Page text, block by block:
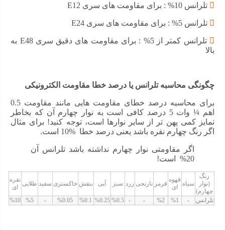
میتوان از مقاومت برای محاسبه و تنظیم ثابت زمانی
می یابد.
ویژگی مقاومت 270 اهم ¼ وات 5 درصد
نوع مقاومت الکتریکی: ثابت
جنس: فیلم کربن
تلرانس مقاومت: 5 %
توان : ¼ وات
تلرانس 10% : برای مقاومت های سری E12
تلرانس 5% : برای مقاومت های سری E24
تلرانس کمتر از 5% : برای مقاومت های دقیق سری E48 به
بالا
چگونگی محاسبه تلرانس یا درصد خطا مقاومت الکترونیکی
برای محاسبه درصد خطای مقاومت هایی مانند مقاومت 0.5
اهم ¼ وات 5 درصد کافی است به نوار چهارم آن که بخاطر
تمایز کمی پهن تر از سایر نوارها است، توجه کنید! برای مثال
اگر رنگ چهارم نقره باشد یعنی درصد خطا %10 است.
اگر مقاومتی نوار چهارم نداشته باشد تلرانس آن
20% است!
رنگ
(نوار
چهارم)
سیاه
قهوه
ای
قرمز نارنجی زرد سبز آبی بنفش خاکستری سفید طلایی
نقره
ای
تلرانس
-
%1
%2
-
-
%0.5
%0.25
%0.1
%0.05
-
%5
%10